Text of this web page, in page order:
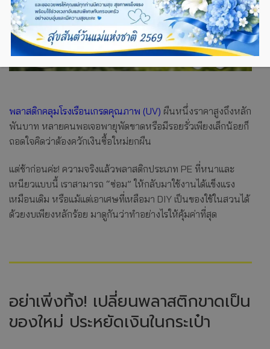
พลาสติกคลุมโรงเรือนเกรดคุณภาพ (UV) ผืนหนึ่งราคาสูงถึงหลัก
พันบาท หลายคนพอเจอพายุพัดขาดหรือมีรอยรั่วเพียงเล็กน้อยก็
ถอดใจคิดว่าต้องควักเงินซื้อใหม่ยกผืน
แต่ช้าก่อนค่ะ! ความจริงแล้วพลาสติกประเภท PE ที่หนาและ
เหนียวแบบนี้ เราสามารถ “ซ่อม” ให้กลับมาใช้งานได้แข็งแรง
เหมือนเดิม หรือแม้แต่เอาเศษที่เหลือมา DIY เป็นของใช้ในสวนได้
ด้วยงบเพียงหลักร้อย มาดูกันว่าทำอย่างไรให้คุ้มค่าที่สุด
อย่าเพิ่งทิ้ง! เปลี่ยนพลาสติกขาดเป็น
ของใหม่ ประหยัดเงินในกระเป๋า